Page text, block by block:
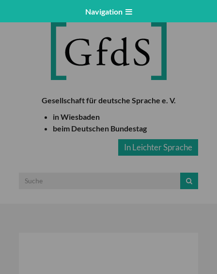
Navigation
Gesellschaft für deutsche Sprache e. V.
in Wiesbaden
beim Deutschen Bundestag
In Leichter Sprache